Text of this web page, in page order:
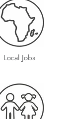
Local Jobs